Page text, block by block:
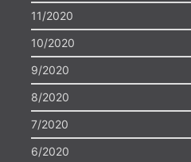
11/2020
10/2020
9/2020
8/2020
7/2020
6/2020